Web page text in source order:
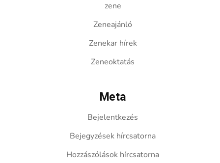
zene
Zeneajánló
Zenekar hírek
Zeneoktatás
Meta
Bejelentkezés
Bejegyzések hírcsatorna
Hozzászólások hírcsatorna